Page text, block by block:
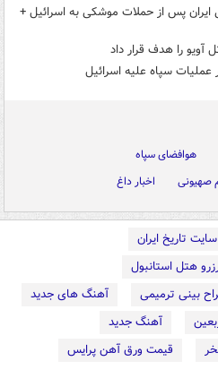
ایران پس از حملات موشکی به اسرائیل +
آویو را هدف قرار داد
سپاه علیه اسرائیل
هوافضای سپاه
صهیونی اخبار داغ
سایت تاریخ ایران
هتل استانبول
بینی ترمیمی
آهنگ های جدید
آهنگ جدید
قیمت ورق آهن پرایس